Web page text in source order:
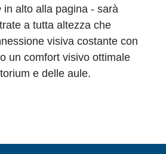
in alto alla pagina - sarà
a tutta altezza che
visiva costante con
un comfort visivo ottimale
e delle aule.